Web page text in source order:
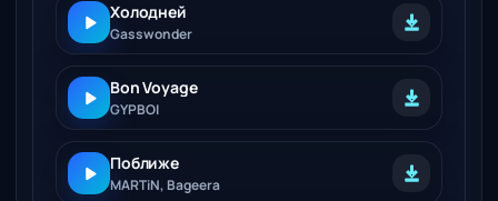
Холодней
Gasswonder
Bon Voyage
GYPBOI
Поближе
MARTiN, Bageera